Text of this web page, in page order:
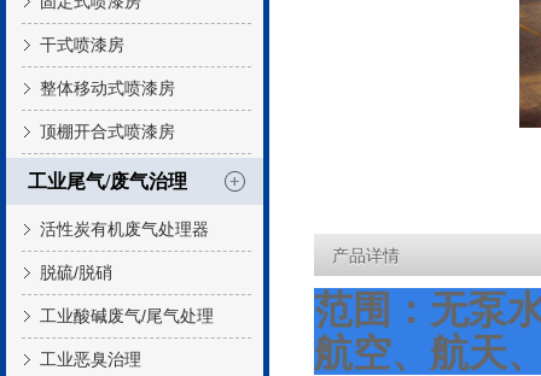
干式喷漆房
整体移动式喷漆房
顶棚开合式喷漆房
工业尾气/废气治理
活性炭有机废气处理器
脱硫/脱硝
工业酸碱废气/尾气处理
工业恶臭治理
产品详情
范围： 无泵
航空、航天